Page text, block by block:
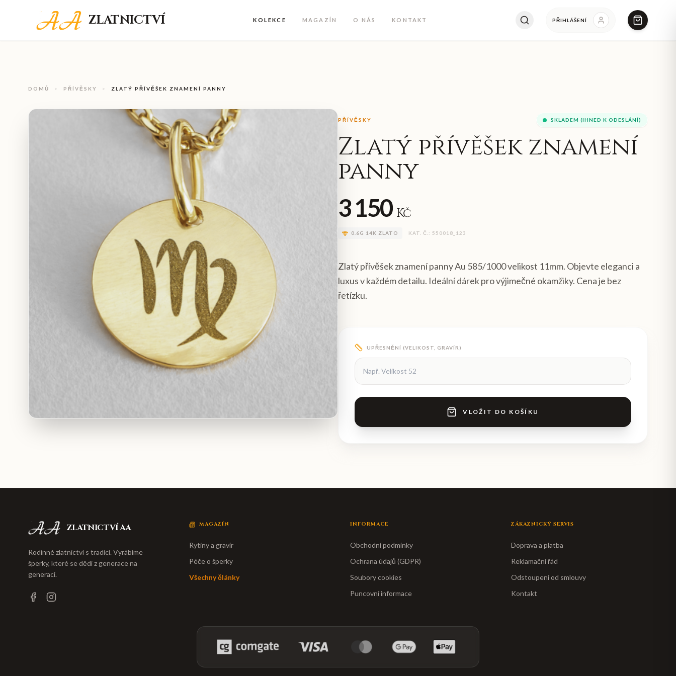
ZLATNICTVÍ KOLEKCE MAGAZÍN O NÁS KONTAKT PŘIHLÁŠENÍ
DOMŮ > PŘÍVĚSKY > ZLATÝ PŘÍVĚŠEK ZNAMENÍ PANNY
PŘÍVĚSKY SKLADEM (IHNED K ODESLÁNÍ)
Zlatý přívěšek znamení
panny
3 150 Kč
0.6G 14K ZLATO KAT. Č.: 550018_123
Zlatý přívěšek znamení panny Au 585/1000 velikost 11mm. Objevte eleganci a
luxus v každém detailu. Ideální dárek pro výjimečné okamžiky. Cena je bez
řetízku.
UPŘESNĚNÍ (VELIKOST, GRAVÍR)
VLOŽIT DO KOŠÍKU
ZLATNICTVÍ AA
Rodinné zlatnictví s tradicí. Vyrábíme
šperky, které se dědí z generace na
generaci.
MAGAZÍN
Rytiny a gravír
Péče o šperky
Všechny články
INFORMACE
Obchodní podmínky
Ochrana údajů (GDPR)
Soubory cookies
Puncovní informace
ZÁKAZNICKÝ SERVIS
Doprava a platba
Reklamační řád
Odstoupení od smlouvy
Kontakt